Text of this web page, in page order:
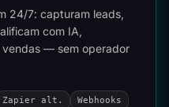
24/7: capturam leads,
com IA,
vendas — sem operador
Zapier alt. Webhooks